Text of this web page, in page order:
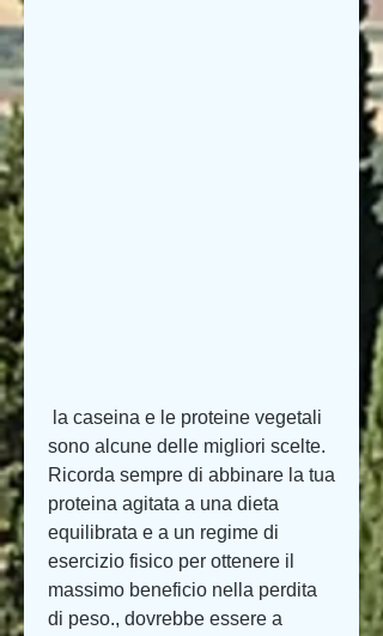
sono alcune delle migliori scelte.
Ricorda sempre di abbinare la tua
proteina agitata a una dieta
equilibrata e a un regime di
esercizio fisico per ottenere il
massimo beneficio nella perdita
di peso., dovrebbe essere a